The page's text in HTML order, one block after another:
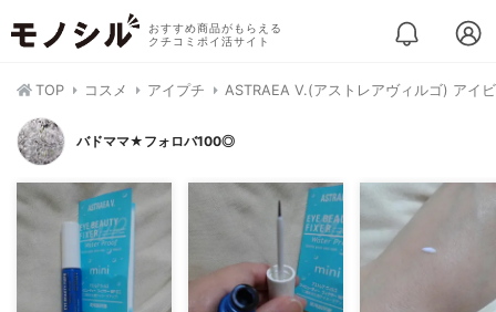
おすすめ商品がもらえる
クチコミポイ活サイト
TOP コスメ アイプチ ASTRAEA V.(アストレアヴィルゴ) アイ
バドママ★フォロバ100◎